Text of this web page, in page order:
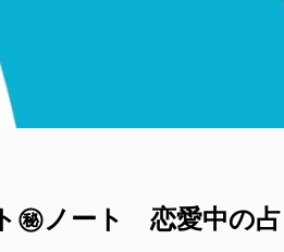
㊙︎ノート 恋愛中の